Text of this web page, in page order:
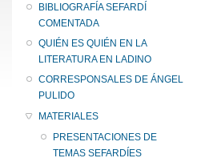
BIBLIOGRAFÍA SEFARDÍ
COMENTADA
QUIÉN ES QUIÉN EN LA
LITERATURA EN LADINO
CORRESPONSALES DE ÁNGEL
PULIDO
MATERIALES
PRESENTACIONES DE
TEMAS SEFARDÍES